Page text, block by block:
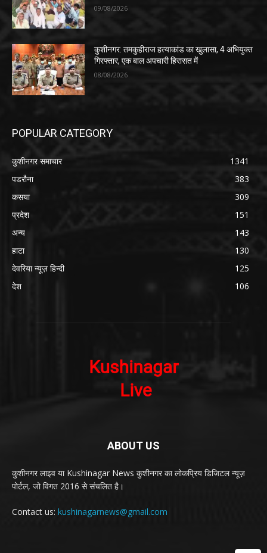
09/08/2026
कुशीनगर: तमकुहीराज हत्याकांड का खुलासा, 4 अभियुक्त
गिरफ्तार, एक बाल अपचारी हिरासत में
08/08/2026
POPULAR CATEGORY
कुशीनगर समाचार
1341
पडरौना
383
कसया
309
प्रदेश
151
अन्य
143
हाटा
130
देवरिया न्यूज़ हिन्दी
125
देश
106
ABOUT US
कुशीनगर लाइव या Kushinagar News कुशीनगर का लोकप्रिय डिजिटल न्यूज़
पोर्टल, जो विगत 2016 से संचलित है।
Contact us: kushinagarnews@gmail.com